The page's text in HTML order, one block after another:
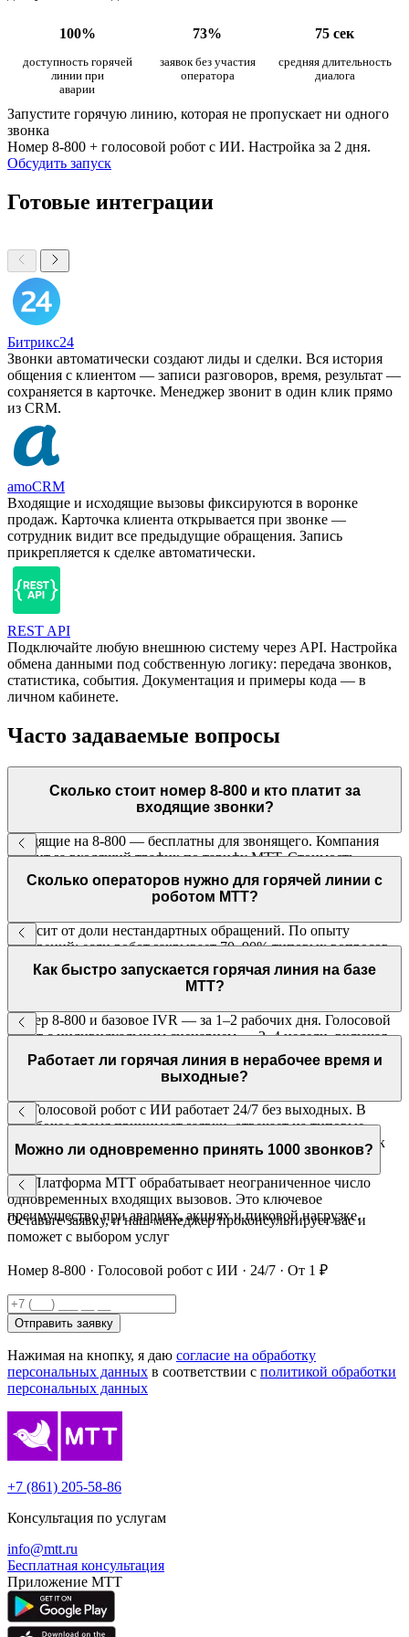
100% 73% 75 сек
доступность горячей
линии при
аварии
заявок без участия
оператора
средняя длительность
диалога
Запустите горячую линию, которая не пропускает ни одного
звонка
Номер 8-800 + голосовой робот с ИИ. Настройка за 2 дня.
Обсудить запуск
Готовые интеграции
Битрикс24
Звонки автоматически создают лиды и сделки. Вся история
общения с клиентом — записи разговоров, время, результат —
сохраняется в карточке. Менеджер звонит в один клик прямо
из CRM.
amoCRM
Входящие и исходящие вызовы фиксируются в воронке
продаж. Карточка клиента открывается при звонке —
сотрудник видит все предыдущие обращения. Запись
прикрепляется к сделке автоматически.
REST API
Подключайте любую внешнюю систему через API. Настройка
обмена данными под собственную логику: передача звонков,
статистика, события. Документация и примеры кода — в
личном кабинете.
Часто задаваемые вопросы
Сколько стоит номер 8-800 и кто платит за
входящие звонки?
Входящие на 8-800 — бесплатны для звонящего. Компания
платит за входящий трафик по тарифу МТТ. Стоимость
зависит от объёма звонков. Базовое подключение — от 1 ₽.
Сколько операторов нужно для горячей линии с
роботом МТТ?
Зависит от доли нестандартных обращений. По опыту
внедрений: если робот закрывает 70–90% типовых вопросов,
количество операторов сокращается в 3–5 раз по сравнению с
традиционной моделью.
Как быстро запускается горячая линия на базе
МТТ?
Номер 8-800 и базовое IVR — за 1–2 рабочих дня. Голосовой
робот с индивидуальным сценарием — 2–4 недели, включая
написание скрипта, тестирование и интеграцию с CRM.
Работает ли горячая линия в нерабочее время и
выходные?
Да. Голосовой робот с ИИ работает 24/7 без выходных. В
нерабочее время принимает заявки, отвечает на типовые
вопросы и передаёт данные в CRM. Оператор видит список
обращений с ночи утром.
Можно ли одновременно принять 1000 звонков?
Да. Платформа МТТ обрабатывает неограниченное число
одновременных входящих вызовов. Это ключевое
преимущество при авариях, акциях и пиковой нагрузке.
Оставьте заявку, и наш менеджер проконсультирует вас и
поможет с выбором услуг
Номер 8-800 · Голосовой робот с ИИ · 24/7 · От 1 ₽
Отправить заявку
Нажимая на кнопку, я даю согласие на обработку
персональных данных в соответствии с политикой обработки
персональных данных
+7 (861) 205-58-86
Консультация по услугам
info@mtt.ru
Бесплатная консультация
Приложение МТТ